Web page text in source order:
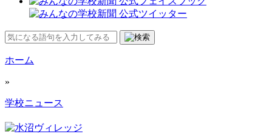
ホーム
»
学校ニュース